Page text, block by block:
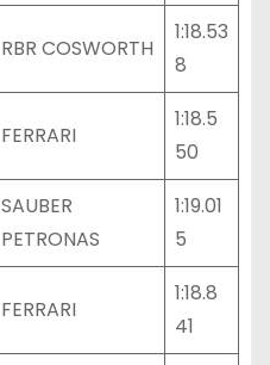
RBR COSWORTH
1:18.53
8
FERRARI
1:18.5
50
SAUBER
PETRONAS
1:19.01
5
FERRARI
1:18.8
41